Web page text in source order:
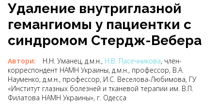
Удаление внутриглазной
гемангиомы у пациентки с
синдромом Стердж-Вебера
Автори: Н.Н. Уманец, д.м.н., Н.В. Пасечникова, член-
корреспондент НАМН Украины, д.м.н., профессор, В.А.
Науменко, д.м.н., профессор, И.С. Веселова-Любимова, ГУ
«Институт глазных болезней и тканевой терапии им. В.П.
Филатова НАМН Украины», г. Одесса